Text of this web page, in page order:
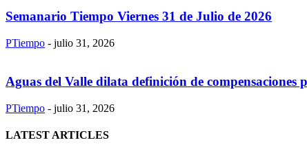
Semanario Tiempo Viernes 31 de Julio de 2026
PTiempo - julio 31, 2026
Aguas del Valle dilata definición de compensaciones
PTiempo - julio 31, 2026
LATEST ARTICLES